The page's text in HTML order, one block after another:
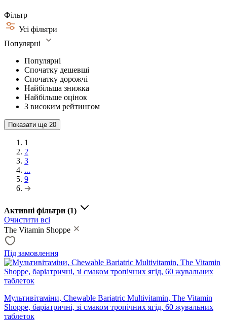
Фільтр
Усі фільтри
Популярні
Популярні
Спочатку дешевші
Спочатку дорожчі
Найбільша знижка
Найбільше оцінок
З високим рейтингом
Показати ще 20
1
2
3
...
9
Активні фільтри (1)
Очистити всі
The Vitamin Shoppe
Під замовлення
Мультивітаміни, Chewable Bariatric Multivitamin, The Vitamin
Shoppe, баріатричні, зі смаком тропічних ягід, 60 жувальних
таблеток